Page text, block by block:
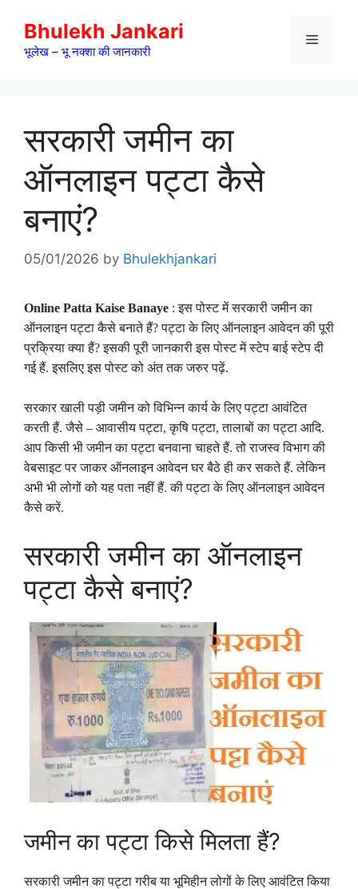
content
Bhulekh Jankari
भूलेख – भू नक्शा की जानकारी
Menu
सरकारी जमीन का
ऑनलाइन पट्टा कैसे
बनाएं?
05/01/2026 by Bhulekhjankari
Online Patta Kaise Banaye : इस पोस्ट में सरकारी जमीन का
ऑनलाइन पट्टा कैसे बनाते हैं? पट्टा के लिए ऑनलाइन आवेदन की पूरी
प्रक्रिया क्या हैं? इसकी पूरी जानकारी इस पोस्ट में स्टेप बाई स्टेप दी
गई हैं. इसलिए इस पोस्ट को अंत तक जरुर पढ़ें.
सरकार खाली पड़ी जमीन को विभिन्न कार्य के लिए पट्टा आवंटित
करती हैं. जैसे – आवासीय पट्टा, कृषि पट्टा, तालाबों का पट्टा आदि.
आप किसी भी जमीन का पट्टा बनवाना चाहते हैं. तो राजस्व विभाग की
वेबसाइट पर जाकर ऑनलाइन आवेदन घर बैठे ही कर सकते हैं. लेकिन
अभी भी लोगों को यह पता नहीं हैं. की पट्टा के लिए ऑनलाइन आवेदन
कैसे करें.
सरकारी जमीन का ऑनलाइन
पट्टा कैसे बनाएं?
जमीन का पट्टा किसे मिलता हैं?
सरकारी जमीन का पट्टा गरीब या भूमिहीन लोगों के लिए आवंटित किया